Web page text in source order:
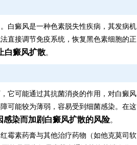
白癜风是一种色素脱失性疾病，其发病机
直接调节免疫系统，恢复黑色素细胞的正
白癜风扩散。
它可能通过其抗菌消炎的作用，对白癜风
可能较为薄弱，容易受到细菌感染。在这
感染而加剧白癜风扩散的风险。
霉素药膏与其他治疗药物（如他克莫司软